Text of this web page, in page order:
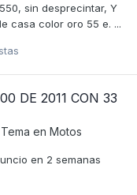
sin desprecintar, Y
casa color oro 55 e. ...
DE 2011 CON 33
en Motos
en 2 semanas